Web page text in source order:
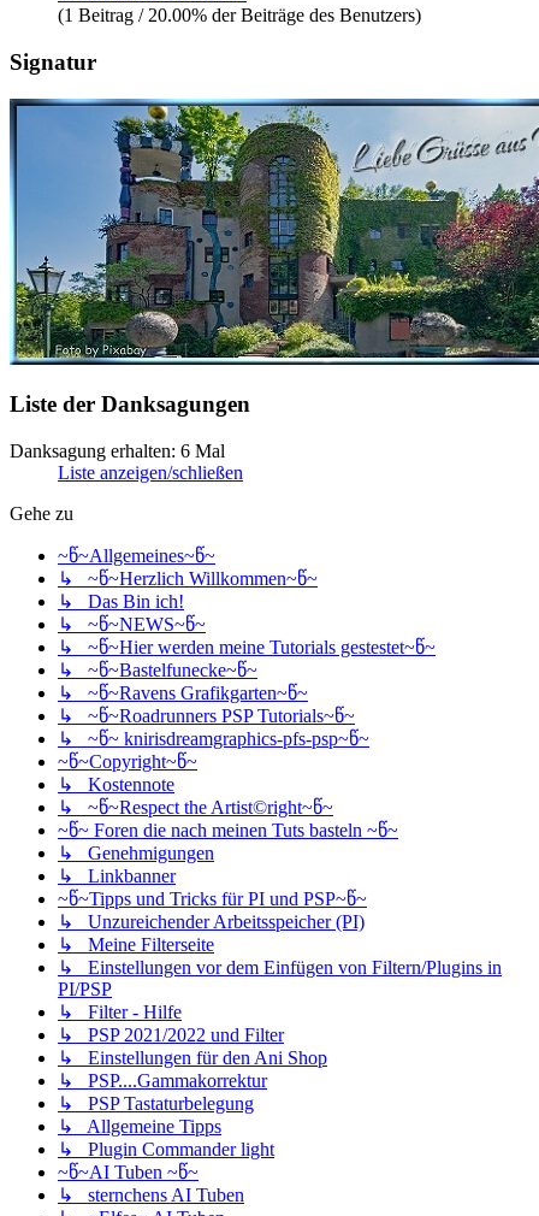
(1 Beitrag / 20.00% der Beiträge des Benutzers)
Signatur
Liste der Danksagungen
Danksagung erhalten: 6 Mal
Liste anzeigen/schließen
Gehe zu
~წ~Allgemeines~წ~
↳ ~წ~Herzlich Willkommen~წ~
↳ Das Bin ich!
↳ ~წ~NEWS~წ~
↳ ~წ~Hier werden meine Tutorials gestestet~წ~
↳ ~წ~Bastelfunecke~წ~
↳ ~წ~Ravens Grafikgarten~წ~
↳ ~წ~Roadrunners PSP Tutorials~წ~
↳ ~წ~ knirisdreamgraphics-pfs-psp~წ~
~წ~Copyright~წ~
↳ Kostennote
↳ ~წ~Respect the Artist©right~წ~
~წ~ Foren die nach meinen Tuts basteln ~წ~
↳ Genehmigungen
↳ Linkbanner
~წ~Tipps und Tricks für PI und PSP~წ~
↳ Unzureichender Arbeitsspeicher (PI)
↳ Meine Filterseite
↳ Einstellungen vor dem Einfügen von Filtern/Plugins in
PI/PSP
↳ Filter - Hilfe
↳ PSP 2021/2022 und Filter
↳ Einstellungen für den Ani Shop
↳ PSP....Gammakorrektur
↳ PSP Tastaturbelegung
↳ Allgemeine Tipps
↳ Plugin Commander light
~წ~AI Tuben ~წ~
↳ sternchens AI Tuben